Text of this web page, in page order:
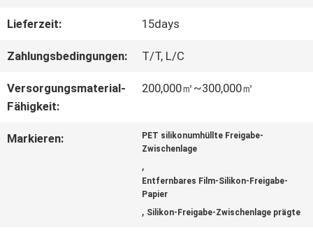
WERKSBESICHTIGUNG
KONTAKT
Lieferzeit: 15days
Zahlungsbedingungen: T/T, L/C
Versorgungsmaterial-
Fähigkeit:
200,000㎡~300,000㎡
Markieren:
PET silikonumhüllte Freigabe-
Zwischenlage
,
Entfernbares Film-Silikon-Freigabe-
Papier
, Silikon-Freigabe-Zwischenlage prägte